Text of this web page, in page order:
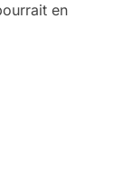
en